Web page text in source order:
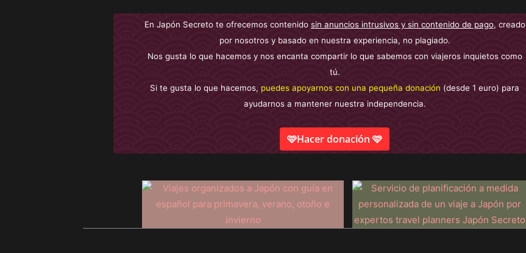
En Japón Secreto te ofrecemos contenido sin anuncios intrusivos y sin contenido de pago, creado
por nosotros y basado en nuestra experiencia, no plagiado.
Nos gusta lo que hacemos y nos encanta compartir lo que sabemos con viajeros inquietos como
tú.
Si te gusta lo que hacemos, puedes apoyarnos con una pequeña donación (desde 1 euro) para
ayudarnos a mantener nuestra independencia.
🩷Hacer donación 🩷